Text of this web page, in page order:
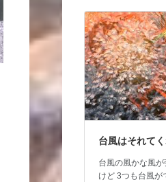
台風はそれて
台風の風かな風
けど 3つも台風が